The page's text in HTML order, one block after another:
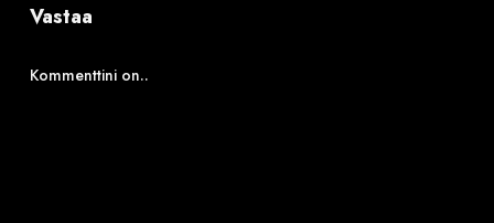
Vastaa
Kommenttini on..